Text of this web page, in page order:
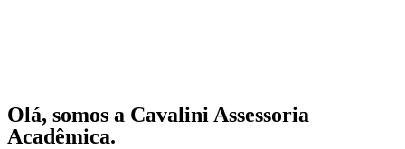
Olá, somos a Cavalini Assessoria
Acadêmica.